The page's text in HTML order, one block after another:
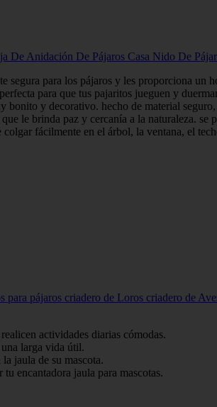
Anidación De Pájaros Casa Nido De
segura para los pájaros y les proporciona un
para que tus pajaritos jueguen y
y decorativo. hecho de material
le brinda paz y cercanía a la naturaleza.
fácilmente en el árbol, la ventana, el
pájaros criadero de Loros criadero de
actividades diarias cómodas.
larga vida útil.
jaula de su mascota.
encantadora jaula para mascotas.